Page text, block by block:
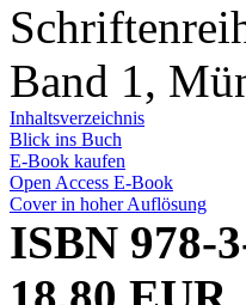
Band 1,
Inhaltsverzeichnis
Blick ins Buch
E-Book kaufen
Open Access E-Book
Cover in hoher Auflösung
ISBN 978-